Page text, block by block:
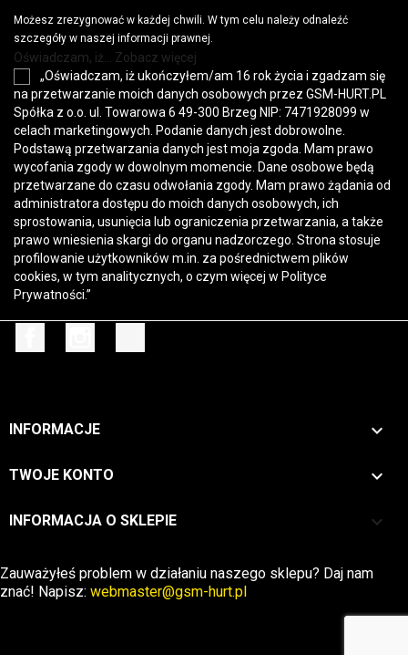
Możesz zrezygnować w każdej chwili. W tym celu należy odnaleźć
szczegóły w naszej informacji prawnej.
Oświadczam, iż... Zobacz więcej
„Oświadczam, iż ukończyłem/am 16 rok życia i zgadzam się
na przetwarzanie moich danych osobowych przez GSM-HURT.PL
Spółka z o.o. ul. Towarowa 6 49-300 Brzeg NIP: 7471928099 w
celach marketingowych. Podanie danych jest dobrowolne.
Podstawą przetwarzania danych jest moja zgoda. Mam prawo
wycofania zgody w dowolnym momencie. Dane osobowe będą
przetwarzane do czasu odwołania zgody. Mam prawo żądania od
administratora dostępu do moich danych osobowych, ich
sprostowania, usunięcia lub ograniczenia przetwarzania, a także
prawo wniesienia skargi do organu nadzorczego. Strona stosuje
profilowanie użytkowników m.in. za pośrednictwem plików
cookies, w tym analitycznych, o czym więcej w Polityce
Prywatności.”
INFORMACJE 
TWOJE KONTO 
INFORMACJA O SKLEPIE keyboard_arrow_down
Zauważyłeś problem w działaniu naszego sklepu? Daj nam
znać! Napisz: webmaster@gsm-hurt.pl